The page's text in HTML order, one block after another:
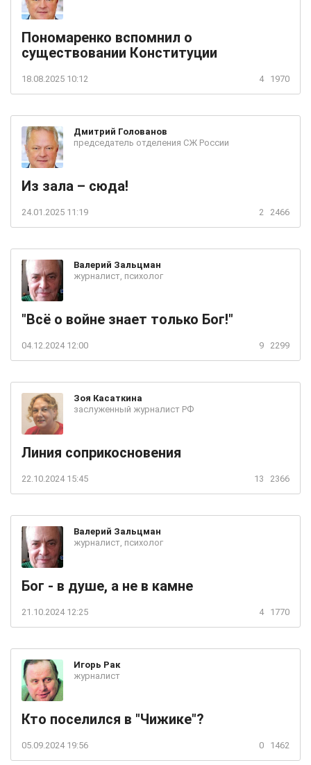
Пономаренко вспомнил о
существовании Конституции
18.08.2025 10:12 4 1970
Дмитрий Голованов
председатель отделения СЖ России
Из зала – сюда!
24.01.2025 11:19 2 2466
Валерий Зальцман
журналист, психолог
"Всё о войне знает только Бог!"
04.12.2024 12:00 9 2299
Зоя Касаткина
заслуженный журналист РФ
Линия соприкосновения
22.10.2024 15:45 13 2366
Валерий Зальцман
журналист, психолог
Бог - в душе, а не в камне
21.10.2024 12:25 4 1770
Игорь Рак
журналист
Кто поселился в "Чижике"?
05.09.2024 19:56 0 1462